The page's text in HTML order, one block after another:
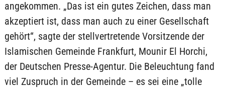
angekommen. „Das ist ein gutes Zeichen, dass man
akzeptiert ist, dass man auch zu einer Gesellschaft
gehört“, sagte der stellvertretende Vorsitzende der
Islamischen Gemeinde Frankfurt, Mounir El Horchi,
der Deutschen Presse-Agentur. Die Beleuchtung fand
viel Zuspruch in der Gemeinde – es sei eine „tolle